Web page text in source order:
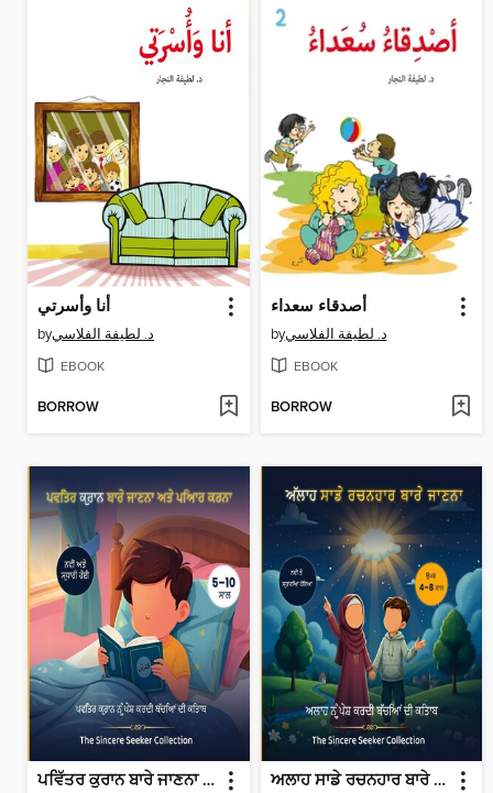
أنا وأسرتي
byد. لطيفة الفلاسي
EBOOK
BORROW
أصدقاء سعداء
byد. لطيفة الفلاسي
EBOOK
BORROW
ਪਵਿੱਤਰ ਕੁਰਾਨ ਬਾਰੇ ਜਾਣਨਾ ਅਤੇ ਪਿਆਰ ਕਰਨਾ ਅਲਾਹ ਸਾਡੇ ਰਚਨਹਾਰ ਬਾਰੇ ਜਾਣਨਾ